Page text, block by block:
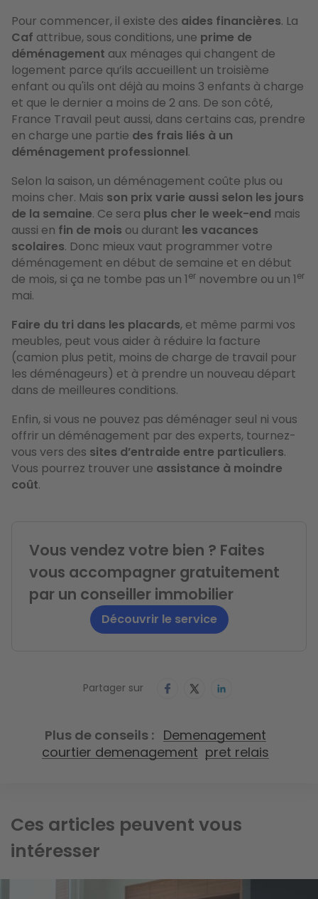
Pour commencer, il existe des aides financières. La
Caf attribue, sous conditions, une prime de
déménagement aux ménages qui changent de
logement parce qu’ils accueillent un troisième
enfant ou qu'ils ont déjà au moins 3 enfants à charge
et que le dernier a moins de 2 ans. De son côté,
France Travail peut aussi, dans certains cas, prendre
en charge une partie des frais liés à un
déménagement professionnel.
Selon la saison, un déménagement coûte plus ou
moins cher. Mais son prix varie aussi selon les jours
de la semaine. Ce sera plus cher le week-end mais
aussi en fin de mois ou durant les vacances
scolaires. Donc mieux vaut programmer votre
déménagement en début de semaine et en début
de mois, si ça ne tombe pas un 1er novembre ou un 1er
mai.
Faire du tri dans les placards, et même parmi vos
meubles, peut vous aider à réduire la facture
(camion plus petit, moins de charge de travail pour
les déménageurs) et à prendre un nouveau départ
dans de meilleures conditions.
Enfin, si vous ne pouvez pas déménager seul ni vous
offrir un déménagement par des experts, tournez-
vous vers des sites d’entraide entre particuliers.
Vous pourrez trouver une assistance à moindre
coût.
Vous vendez votre bien ? Faites
vous accompagner gratuitement
par un conseiller immobilier
Découvrir le service
Partager sur
Plus de conseils
Demenagement
courtier demenagement pret relais
Ces articles peuvent vous
intéresser